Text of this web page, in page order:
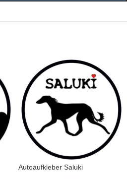
Autoaufkleber Saluki